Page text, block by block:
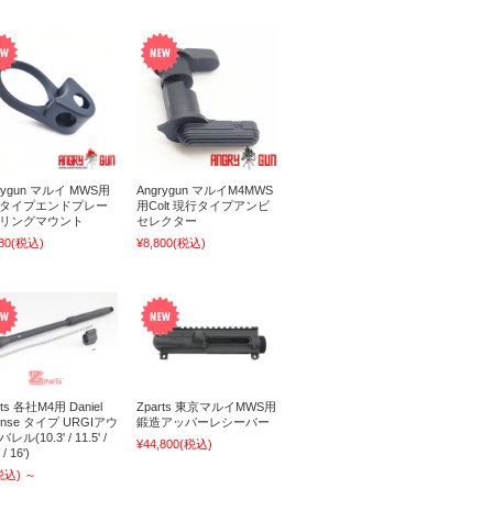
マルイ MWS用
イプエンドプレー
ングマウント
(税込)
Angrygun マルイM4MWS
用Colt 現行タイプアンビ
セレクター
¥8,800(税込)
各社M4用 Daniel
タイプ URGIアウ
レル(10.3' / 11.5' /
/ 16')
込) ～
Zparts 東京マルイMWS用
鍛造アッパーレシーバー
¥44,800(税込)